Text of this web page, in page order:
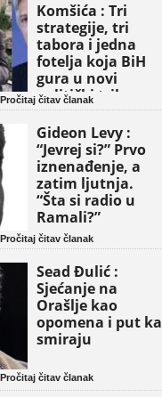
Komšića : Tri
strategije, tri
tabora i jedna
fotelja koja BiH
gura u novi
politički triler
Pročitaj čitav članak
Gideon Levy :
“Jevrej si?” Prvo
iznenađenje, a
zatim ljutnja.
“Šta si radio u
Ramali?”
Pročitaj čitav članak
Sead Đulić :
Sjećanje na
Orašlje kao
opomena i put ka
smiraju
Pročitaj čitav članak